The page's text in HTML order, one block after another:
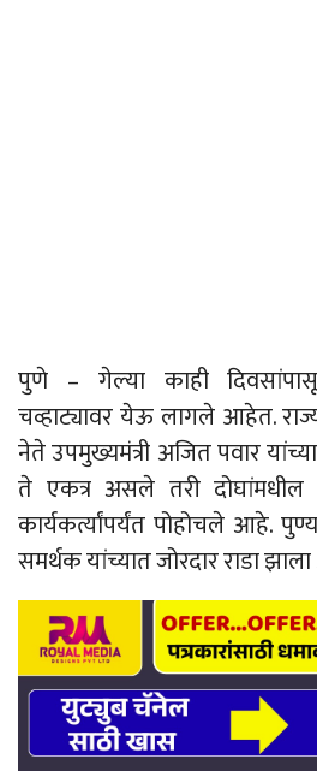
पुणे – गेल्या काही
चव्हाट्यावर येऊ लागले आहेत.
नेते उपमुख्यमंत्री अजित पवार
ते एकत्र असले तरी
कार्यकर्त्यांपर्यंत पोहोचले आहे.
समर्थक यांच्यात जोरदार राडा